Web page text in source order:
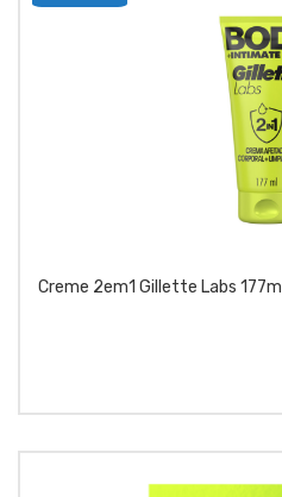
Creme 2em1 Gillette Labs 177ml